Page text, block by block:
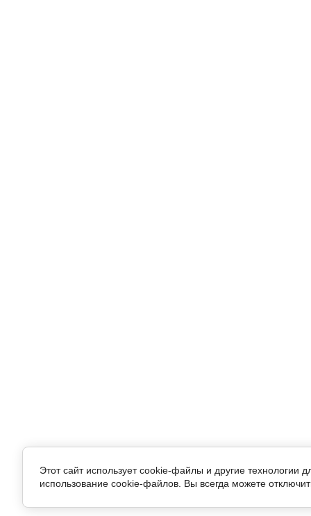
Этот сайт использует cookie-файлы и другие
использование cookie-файлов. Вы всегда можете